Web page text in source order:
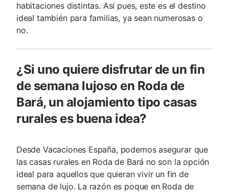
habitaciones distintas. Así pues, este es el destino
ideal también para familias, ya sean numerosas o
no.
¿Si uno quiere disfrutar de un fin
de semana lujoso en Roda de
Bará, un alojamiento tipo casas
rurales es buena idea?
Desde Vacaciones España, podemos asegurar que
las casas rurales en Roda de Bará no son la opción
ideal para aquellos que quieran vivir un fin de
semana de lujo. La razón es poque en Roda de